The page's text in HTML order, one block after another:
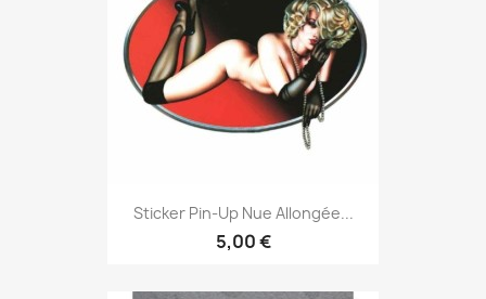
Sticker Pin-Up Nue Allongée...
5,00 €